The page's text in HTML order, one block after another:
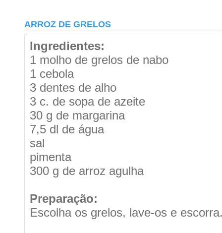
ARROZ DE GRELOS
Ingredientes:
1 molho de grelos de nabo
1 cebola
3 dentes de alho
3 c. de sopa de azeite
30 g de margarina
7,5 dl de água
sal
pimenta
300 g de arroz agulha
Preparação:
Escolha os grelos, lave-os e